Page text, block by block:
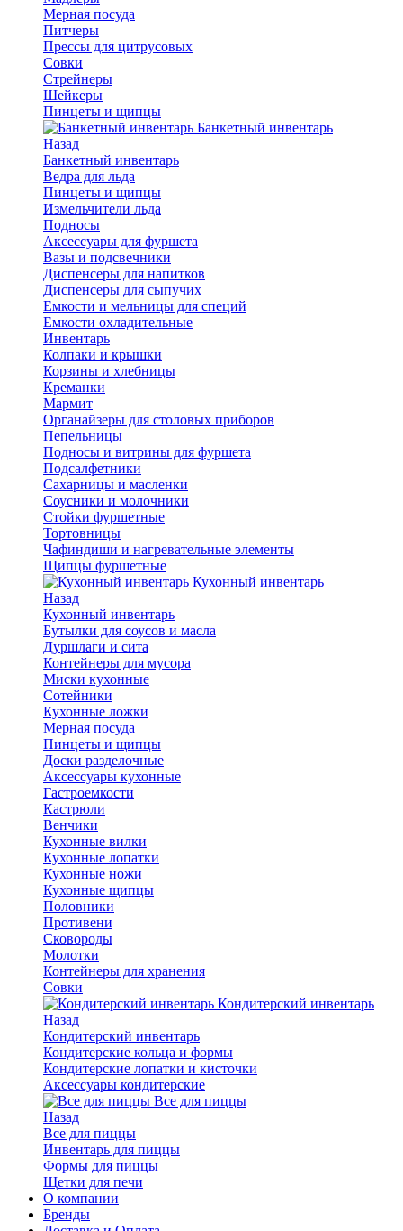
Мерная посуда
Питчеры
Прессы для цитрусовых
Совки
Стрейнеры
Шейкеры
Пинцеты и щипцы
Банкетный инвентарь
Назад
Банкетный инвентарь
Ведра для льда
Пинцеты и щипцы
Измельчители льда
Подносы
Аксессуары для фуршета
Вазы и подсвечники
Диспенсеры для напитков
Диспенсеры для сыпучих
Емкости и мельницы для специй
Емкости охладительные
Инвентарь
Колпаки и крышки
Корзины и хлебницы
Креманки
Мармит
Органайзеры для столовых приборов
Пепельницы
Подносы и витрины для фуршета
Подсалфетники
Сахарницы и масленки
Соусники и молочники
Стойки фуршетные
Тортовницы
Чафиндиши и нагревательные элементы
Щипцы фуршетные
Кухонный инвентарь
Назад
Кухонный инвентарь
Бутылки для соусов и масла
Дуршлаги и сита
Контейнеры для мусора
Миски кухонные
Сотейники
Кухонные ложки
Мерная посуда
Пинцеты и щипцы
Доски разделочные
Аксессуары кухонные
Гастроемкости
Кастрюли
Венчики
Кухонные вилки
Кухонные лопатки
Кухонные ножи
Кухонные щипцы
Половники
Противени
Сковороды
Молотки
Контейнеры для хранения
Совки
Кондитерский инвентарь
Назад
Кондитерский инвентарь
Кондитерские кольца и формы
Кондитерские лопатки и кисточки
Аксессуары кондитерские
Все для пиццы
Назад
Все для пиццы
Инвентарь для пиццы
Формы для пиццы
Щетки для печи
О компании
Бренды